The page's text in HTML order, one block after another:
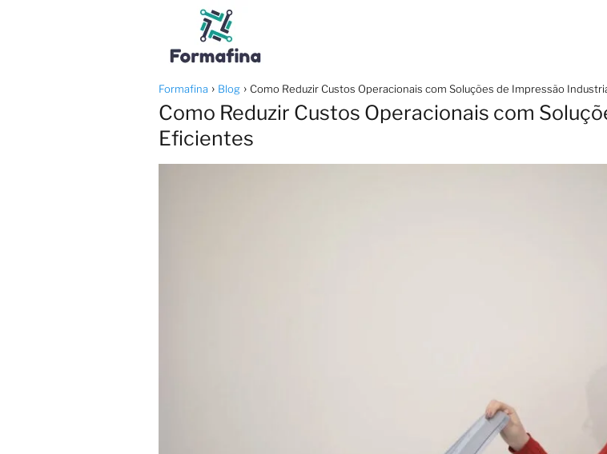
Formafina Blog Como Reduzir Custos Operacionais com Soluções de Impressão
Como Reduzir Custos Operacionais com
Eficientes